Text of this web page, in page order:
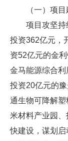
（一）项
项目攻坚
投资362亿元，
资52亿元的金
金马能源综合利
投资20亿元的
通生物可降解
米材料产业园
快建设，谋划